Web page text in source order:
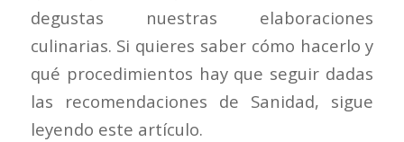
degustas nuestras elaboraciones
culinarias. Si quieres saber cómo hacerlo y
qué procedimientos hay que seguir dadas
las recomendaciones de Sanidad, sigue
leyendo este artículo.